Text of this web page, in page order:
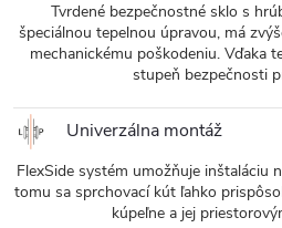
Tvrdené bezpečnostné sklo s
špeciálnou tepelnou úpravou, má
mechanickému poškodeniu. Vďaka
stupeň bezpečnosti
Univerzálna montáž
FlexSide systém umožňuje inštaláciu
tomu sa sprchovací kút ľahko
kúpeľne a jej